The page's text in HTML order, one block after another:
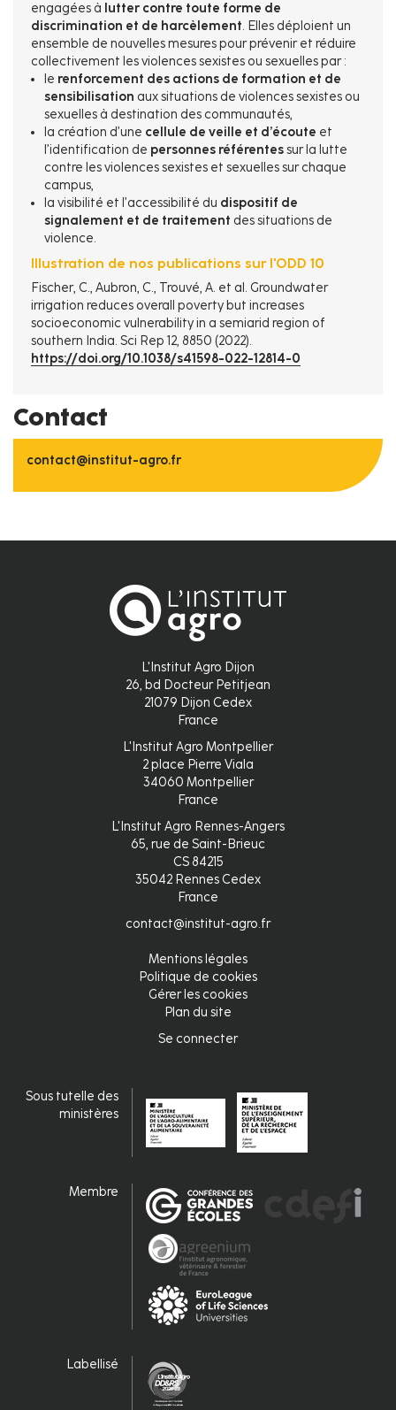
engagées à lutter contre toute forme de
discrimination et de harcèlement. Elles déploient un
ensemble de nouvelles mesures pour prévenir et réduire
collectivement les violences sexistes ou sexuelles par :
le renforcement des actions de formation et de
sensibilisation aux situations de violences sexistes ou
sexuelles à destination des communautés,
la création d’une cellule de veille et d’écoute et
l’identification de personnes référentessur la lutte
contre les violences sexistes et sexuelles sur chaque
campus,
la visibilité et l’accessibilité du dispositif de
signalement et de traitement des situations de
violence.
Illustration de nos publications sur l'ODD 10
Fischer, C., Aubron, C., Trouvé, A. et al. Groundwater
irrigation reduces overall poverty but increases
socioeconomic vulnerability in a semiarid region of
southern India. Sci Rep 12, 8850 (2022).
https://doi.org/10.1038/s41598-022-12814-0
Contact
contact@institut-agro.fr
L'Institut Agro Dijon
26, bd Docteur Petitjean
21079 Dijon Cedex
France
L'Institut Agro Montpellier
2 place Pierre Viala
34060 Montpellier
France
L'Institut Agro Rennes-Angers
65, rue de Saint-Brieuc
CS 84215
35042 Rennes Cedex
France
contact@institut-agro.fr
Mentions légales
Politique de cookies
Gérer les cookies
Plan du site
Se connecter
Sous tutelle des
ministères
Membre
Labellisé